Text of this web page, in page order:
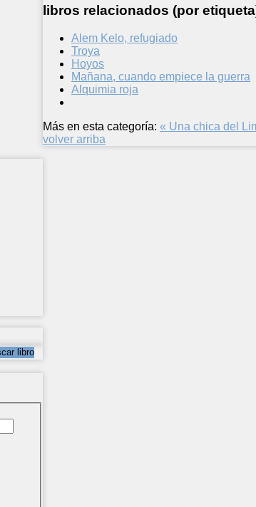
libros relacionados (por
Alem Kelo, refugiado
Troya
Hoyos
Mañana, cuando empiece la guerra
Alquimia roja
Más en esta categoría: « Una chica del
volver arriba